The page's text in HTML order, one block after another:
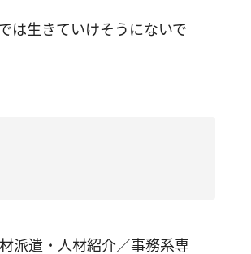
は生きていけそうにないで
派遣・人材紹介／事務系専